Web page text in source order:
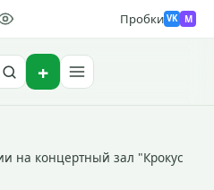
Пробки VK M
на концертный зал "Крокус